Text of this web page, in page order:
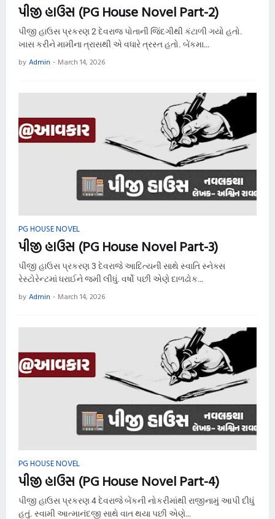
પીજી હાઉસ (PG House Novel Part-2)
પીજી હાઉસ પ્રકરણ 2 દેવરાજ પોતાની જિંદગીથી કંટાળી ગયો હતો.
ખાસ કરીને મામીના ત્રાસથી એ વધારે ત્રસ્ત હતો. બેંકમા…
by Admin - March 14, 2026
PG HOUSE NOVEL
પીજી હાઉસ (PG House Novel Part-3)
પીજી હાઉસ પ્રકરણ 3 દેવરાજે આદિત્યની સાથે સ્વાતિ સ્નેક્સ
રેસ્ટોરેન્ટમાં ધરાઈને જમી લીધું. વર્ષો પછી એણે દાળઢોક…
by Admin - March 14, 2026
PG HOUSE NOVEL
પીજી હાઉસ (PG House Novel Part-4)
પીજી હાઉસ પ્રકરણ 4 દેવરાજે બેંકની નોકરીમાંથી રાજીનામું આપી દીધું
હતું. સ્વામી આત્માનંદજી સાથે વાત થયા પછી એણે…